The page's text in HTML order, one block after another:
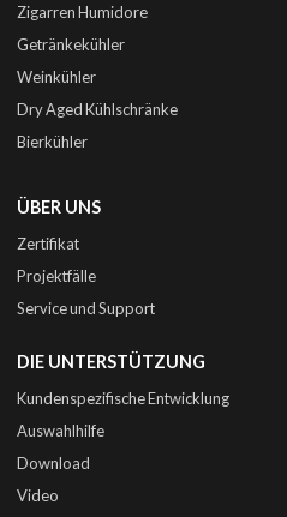
Zigarren Humidore
Getränkekühler
Weinkühler
Dry Aged Kühlschränke
Bierkühler
ÜBER UNS
Zertifikat
Projektfälle
Service und Support
DIE UNTERSTÜTZUNG
Kundenspezifische Entwicklung
Auswahlhilfe
Download
Video